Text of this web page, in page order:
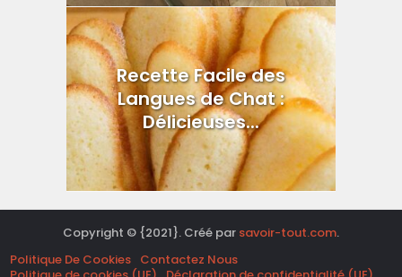
Recette Facile des
Langues de Chat :
Délicieuses...
Copyright © {2021}. Créé par savoir-tout.com.
Politique De Cookies Contactez Nous